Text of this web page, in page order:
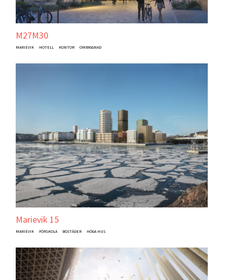
M27M30
MARIEVIK HOTELL KONTOR OMBYGGNAD
Marievik 15
MARIEVIK FÖRSKOLA BOSTÄDER HÖGA HUS